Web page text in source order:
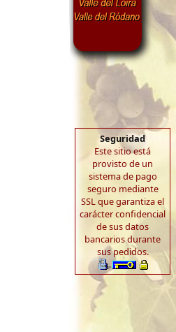
Seguridad
Este sitio está
provisto de un
sistema de pago
seguro mediante
SSL que garantiza el
carácter confidencial
de sus datos
bancarios durante
sus pedidos.